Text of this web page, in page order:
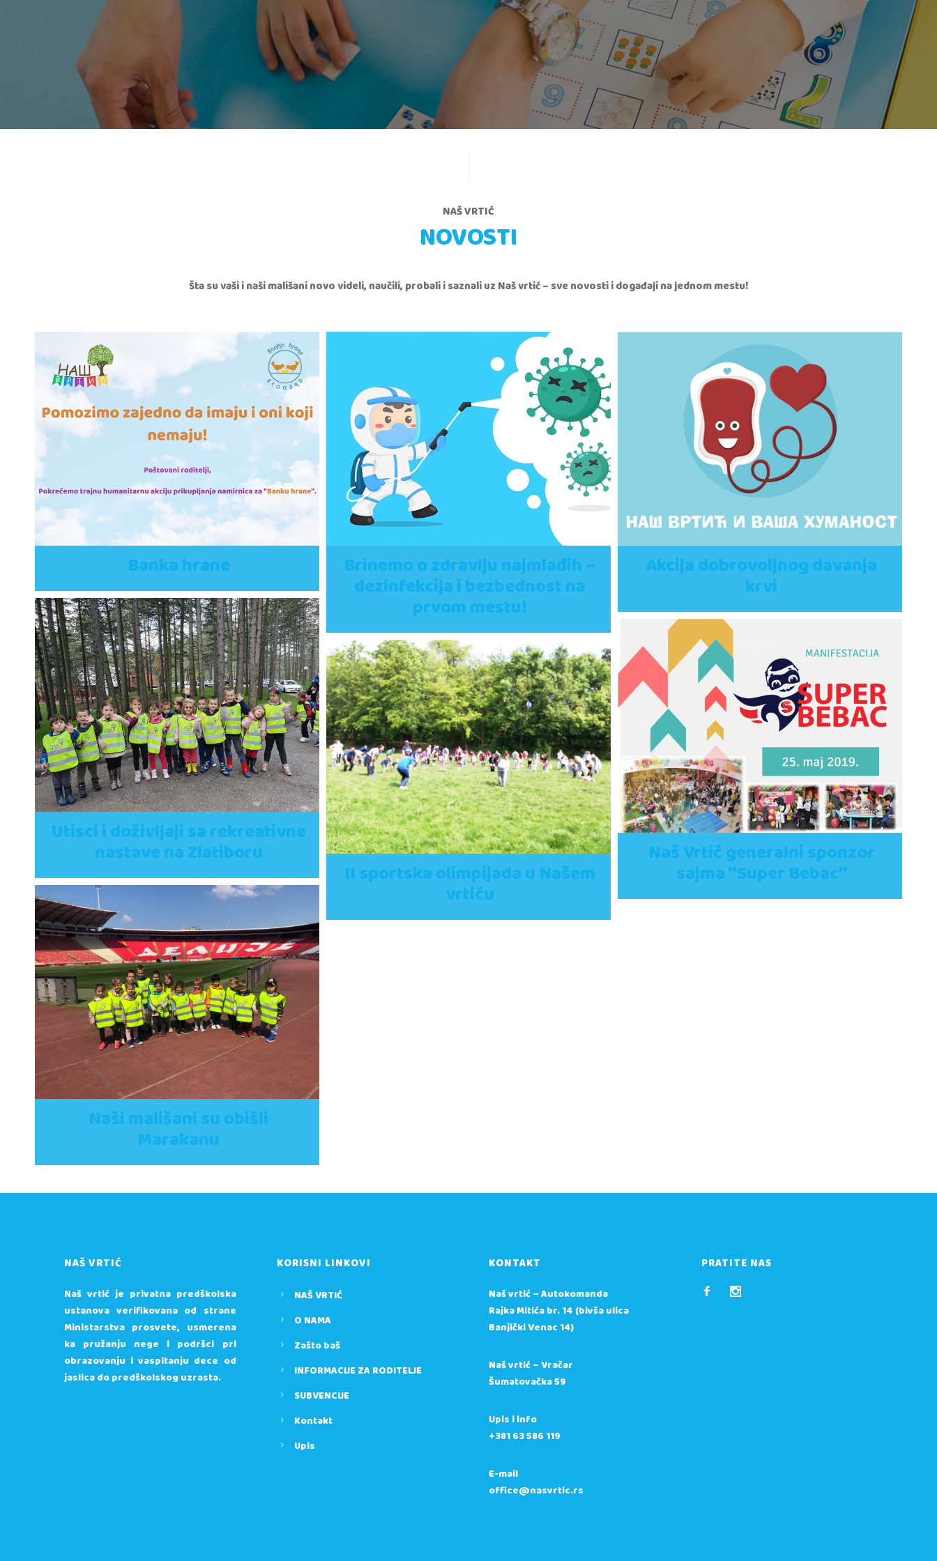
NAŠ VRTIĆ
NOVOSTI
Šta su vaši i naši mališani novo videli, naučili, probali i saznali uz Naš vrtić – sve novosti i događaji na jednom mestu!
Banka hrane Brinemo o zdravlju najmlađih –
dezinfekcija i bezbednost na
prvom mestu!
Akcija dobrovoljnog davanja
krvi
Utisci i doživljaji sa rekreativne
nastave na Zlatiboru
II sportska olimpijada u Našem
vrtiću
Naš Vrtić generalni sponzor
sajma ’’Super Bebac’’
Naši mališani su obišli
Marakanu
NAŠ VRTIĆ
Naš vrtić je privatna predškolska
ustanova verifikovana od strane
Ministarstva prosvete, usmerena
ka pružanju nege i podršci pri
obrazovanju i vaspitanju dece od
jaslica do predškolskog uzrasta.
KORISNI LINKOVI
NAŠ VRTIĆ
O NAMA
Zašto baš
INFORMACIJE ZA RODITELJE
SUBVENCIJE
Kontakt
Upis
KONTAKT
Naš vrtić – Autokomanda
Rajka Mitića br. 14 (bivša ulica
Banjički Venac 14)
Naš vrtić – Vračar
Šumatovačka 59
Upis i info
+381 63 586 119
E-mail
office@nasvrtic.rs
PRATITE NAS